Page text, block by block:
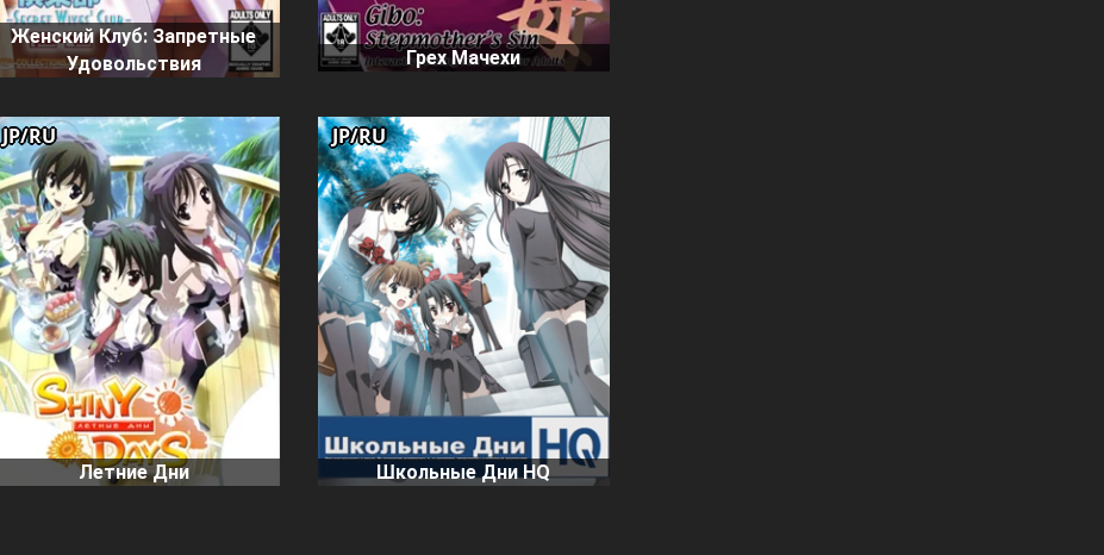
Женский Клуб: Запретные
Удовольствия
Грех Мачехи
Летние Дни
JP/RU
Школьные Дни HQ
JP/RU